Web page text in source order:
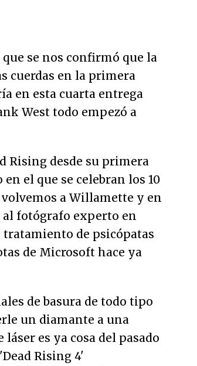
se nos confirmó que la
cuerdas en la primera
en esta cuarta entrega
West todo empezó a
Rising desde su primera
el que se celebran los 10
a Willamette y en
al fotógrafo experto en
de psicópatas
de Microsoft hace ya
de basura de todo tipo
un diamante a una
es ya cosa del pasado
Rising 4'